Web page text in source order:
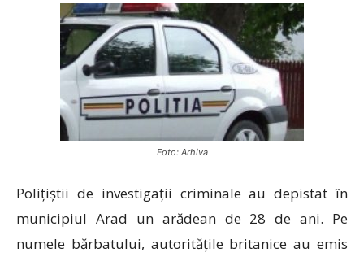
Foto: Arhiva
Polițiștii de investigații criminale au depistat în
municipiul Arad un arădean de 28 de ani. Pe
numele bărbatului, autoritățile britanice au emis